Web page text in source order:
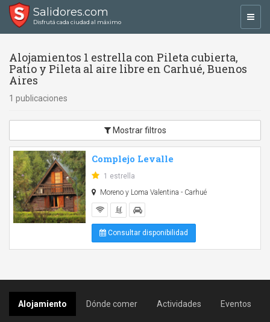
Salidores.com
Disfrutá cada ciudad al máximo
Alojamientos 1 estrella con Pileta cubierta,
Patio y Pileta al aire libre en Carhué, Buenos
Aires
1 publicaciones
Mostrar filtros
Complejo Levalle
1 estrella
Moreno y Loma Valentina - Carhué
Consultar disponibilidad
Alojamiento Dónde comer Actividades Eventos